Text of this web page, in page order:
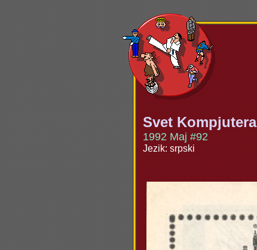
Svet Kompjutera
1992 Maj #92
Jezik: srpski